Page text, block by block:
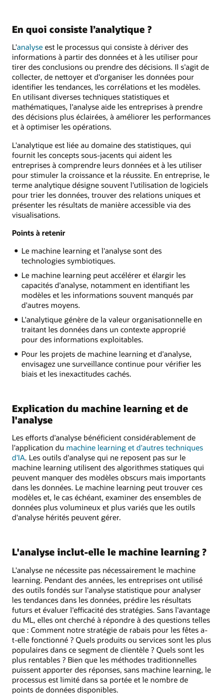
En quoi consiste l’analytique ?
L'analyse est le processus qui consiste à dériver des
informations à partir des données et à les utiliser pour
tirer des conclusions ou prendre des décisions. Il s'agit de
collecter, de nettoyer et d'organiser les données pour
identifier les tendances, les corrélations et les modèles.
En utilisant diverses techniques statistiques et
mathématiques, l'analyse aide les entreprises à prendre
des décisions plus éclairées, à améliorer les performances
et à optimiser les opérations.
L'analytique est liée au domaine des statistiques, qui
fournit les concepts sous-jacents qui aident les
entreprises à comprendre leurs données et à les utiliser
pour stimuler la croissance et la réussite. En entreprise, le
terme analytique désigne souvent l'utilisation de logiciels
pour trier les données, trouver des relations uniques et
présenter les résultats de manière accessible via des
visualisations.
Points à retenir
Le machine learning et l'analyse sont des
technologies symbiotiques.
Le machine learning peut accélérer et élargir les
capacités d'analyse, notamment en identifiant les
modèles et les informations souvent manqués par
d'autres moyens.
L'analytique génère de la valeur organisationnelle en
traitant les données dans un contexte approprié
pour des informations exploitables.
Pour les projets de machine learning et d'analyse,
envisagez une surveillance continue pour vérifier les
biais et les inexactitudes cachés.
Explication du machine learning et de
l'analyse
Les efforts d'analyse bénéficient considérablement de
l'application du machine learning et d'autres techniques
d'IA. Les outils d'analyse qui ne reposent pas sur le
machine learning utilisent des algorithmes statiques qui
peuvent manquer des modèles obscurs mais importants
dans les données. Le machine learning peut trouver ces
modèles et, le cas échéant, examiner des ensembles de
données plus volumineux et plus variés que les outils
d'analyse hérités peuvent gérer.
L'analyse inclut-elle le machine learning ?
L'analyse ne nécessite pas nécessairement le machine
learning. Pendant des années, les entreprises ont utilisé
des outils fondés sur l'analyse statistique pour analyser
les tendances dans les données, prédire les résultats
futurs et évaluer l'efficacité des stratégies. Sans l'avantage
du ML, elles ont cherché à répondre à des questions telles
que : Comment notre stratégie de rabais pour les fêtes a-
t-elle fonctionné ? Quels produits ou services sont les plus
populaires dans ce segment de clientèle ? Quels sont les
plus rentables ? Bien que les méthodes traditionnelles
puissent apporter des réponses, sans machine learning, le
processus est limité dans sa portée et le nombre de
points de données disponibles.